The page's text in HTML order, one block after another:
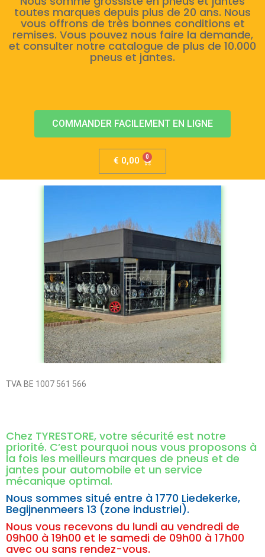
toutes marques depuis plus de 20 ans. Nous
vous offrons de très bonnes conditions et
remises. Vous pouvez nous faire la demande,
et consulter notre catalogue de plus de 10.000
pneus et jantes.
COMMANDER FACILEMENT EN LIGNE
€ 0,00
TVA BE 1007 561 566
Chez TYRESTORE, votre sécurité est notre
priorité. C’est pourquoi nous vous proposons à
la fois les meilleurs marques de pneus et de
jantes pour automobile et un service
mécanique optimal.
Nous sommes situé entre à 1770 Liedekerke,
Begijnenmeers 13 (zone industriel).
Nous vous recevons du lundi au vendredi de
09h00 à 19h00 et le samedi de 09h00 à 17h00
avec ou sans rendez-vous.